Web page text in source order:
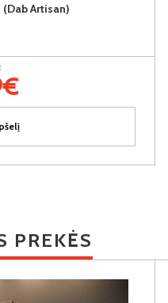
Artisan)
PREKĖS